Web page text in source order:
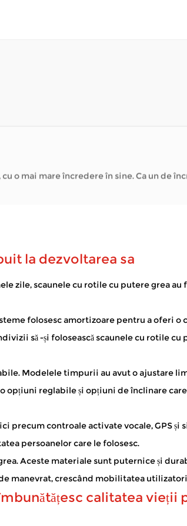
încredere în sine. Ca un de încredere
încredere în sine. Ca un de încredere
la dezvoltarea sa
zile, scaunele cu rotile cu putere grea
folosesc amortizoare pentru a oferi o
să -și folosească scaunele cu rotile
Modelele timpurii au avut o ajustare
reglabile și opțiuni de înclinare
controale activate vocale, GPS și
persoanelor care le folosesc.
Aceste materiale sunt puternice și
manevrat, crescând mobilitatea
calitatea vieții